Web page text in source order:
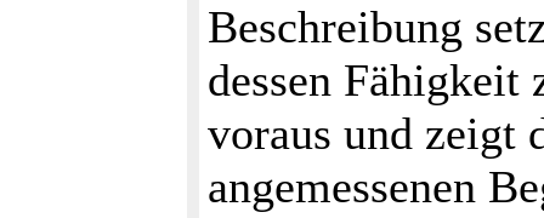
Beschreibung
dessen Fähigkeit
voraus und zeigt
angemessenen